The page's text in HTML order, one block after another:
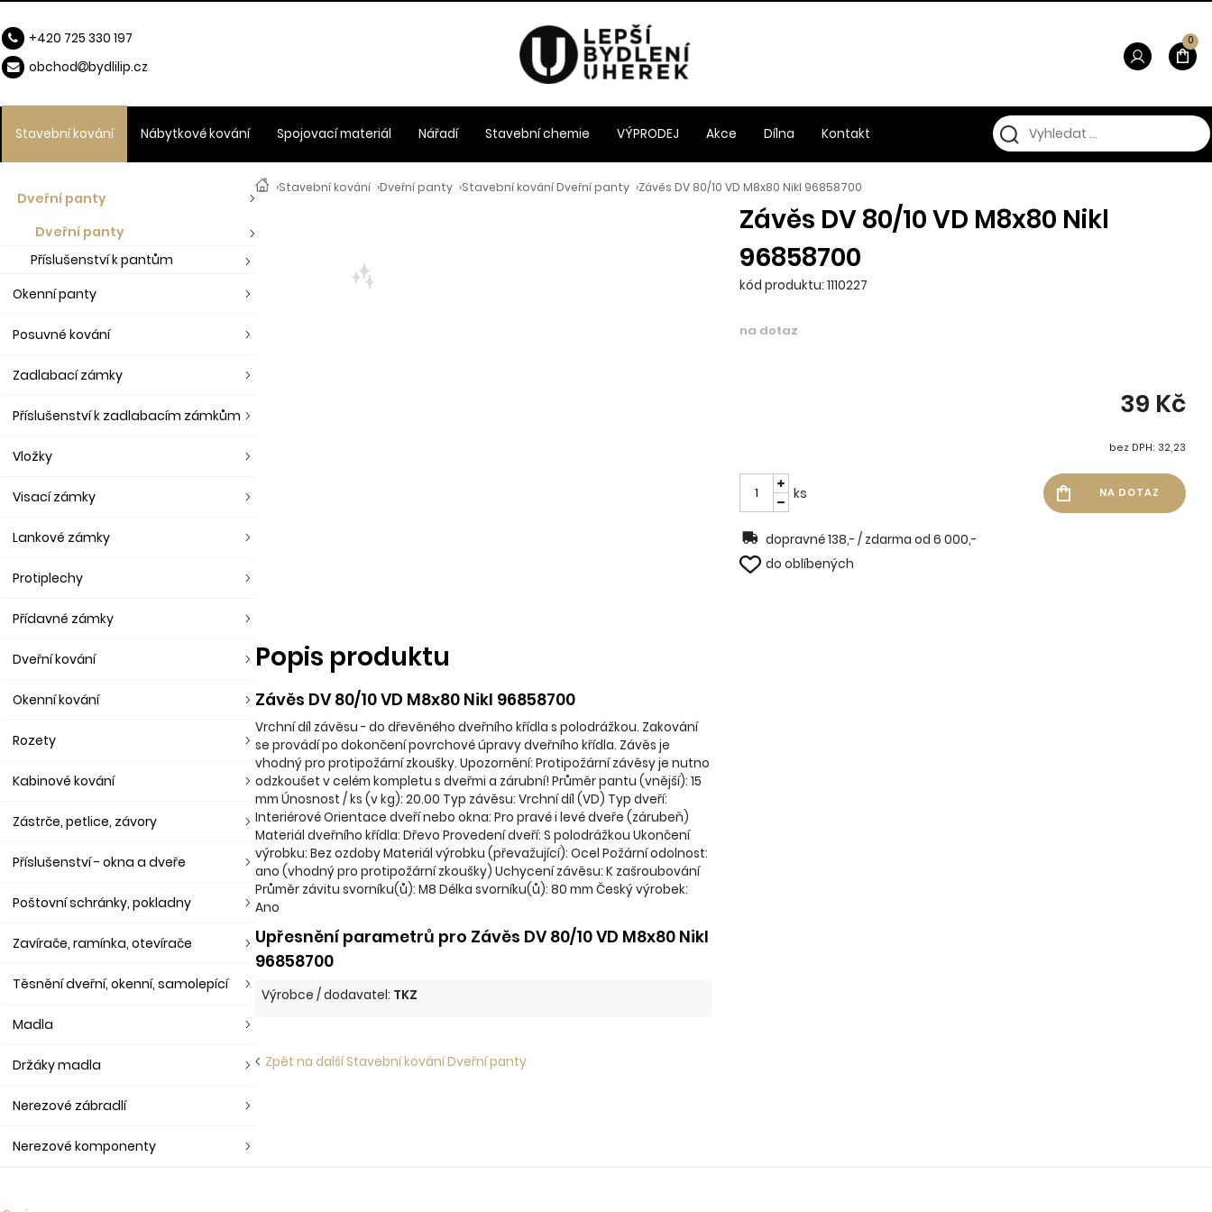
›Stavební kování ›Dveřní panty ›Stavební kování Dveřní panty ›Závěs DV 80/10 VD M8x80 Nikl 96858700
Závěs DV 80/10 VD M8x80 Nikl
96858700
kód produktu: 1110227
na dotaz
39 Kč
bez DPH: 32,23
ks
dopravné 138,- / zdarma od 6 000,-
do oblíbených
Popis produktu
Závěs DV 80/10 VD M8x80 Nikl 96858700
Vrchní díl závěsu - do dřevěného dveřního křídla s polodrážkou. Zakování
se provádí po dokončení povrchové úpravy dveřního křídla. Závěs je
vhodný pro protipožární zkoušky. Upozornění: Protipožární závěsy je nutno
odzkoušet v celém kompletu s dveřmi a zárubní! Průměr pantu (vnější): 15
mm Únosnost / ks (v kg): 20.00 Typ závěsu: Vrchní díl (VD) Typ dveří:
Interiérové Orientace dveří nebo okna: Pro pravé i levé dveře (zárubeň)
Materiál dveřního křídla: Dřevo Provedení dveří: S polodrážkou Ukončení
výrobku: Bez ozdoby Materiál výrobku (převažující): Ocel Požární odolnost:
ano (vhodný pro protipožární zkoušky) Uchycení závěsu: K zašroubování
Průměr závitu svorníku(ů): M8 Délka svorníku(ů): 80 mm Český výrobek:
Ano
Upřesnění parametrů pro Závěs DV 80/10 VD M8x80 Nikl
96858700
Výrobce / dodavatel: TKZ
Zpět na další Stavební kování Dveřní panty
Dveřní panty
Dveřní panty
Příslušenství k pantům
Okenní panty
Posuvné kování
Zadlabací zámky
Příslušenství k zadlabacím zámkům
Vložky
Visací zámky
Lankové zámky
Protiplechy
Přídavné zámky
Dveřní kování
Okenní kování
Rozety
Kabinové kování
Zástrče, petlice, závory
Příslušenství - okna a dveře
Poštovní schránky, pokladny
Zavírače, ramínka, otevírače
Těsnění dveřní, okenní, samolepící
Madla
Držáky madla
Nerezové zábradlí
Nerezové komponenty
Stavební kování Nábytkové kování Spojovací materiál Nářadí Stavební chemie VÝPRODEJ Akce Dílna Kontakt
0
+420 725 330 197
obchod
bydlilip.cz